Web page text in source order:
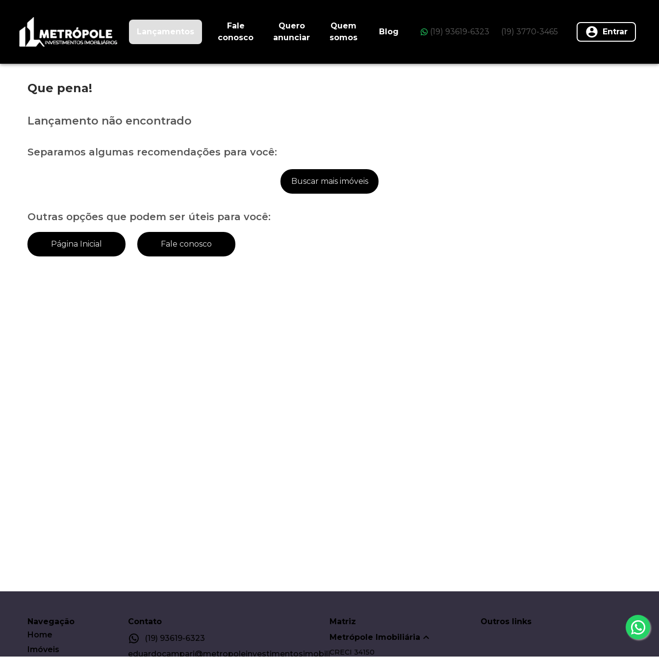
Lançamentos
Fale
conosco
Quero
anunciar
Quem
somos
Blog (19) 93619-6323 (19) 3770-3465 Entrar
Que pena!
Lançamento não encontrado
Separamos algumas recomendações para você:
Buscar mais imóveis
Outras opções que podem ser úteis para você:
Página Inicial Fale conosco
Navegação
Home
Imóveis
Contato
(19) 93619-6323
eduardocampari@metropoleinvestimentosimobiliarios.com
Matriz
Metrópole Imobiliária
CRECI 34150
Outros links